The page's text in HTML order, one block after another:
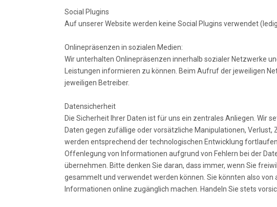
Social Plugins
Auf unserer Website werden keine Social Plugins verwendet
Onlinepräsenzen in sozialen Medien:
Wir unterhalten Onlinepräsenzen innerhalb sozialer Netzwerke
Leistungen informieren zu können. Beim Aufruf der jeweiligen
jeweiligen Betreiber.
Datensicherheit
Die Sicherheit Ihrer Daten ist für uns ein zentrales Anliegen. Wir
Daten gegen zufällige oder vorsätzliche Manipulationen,
werden entsprechend der technologischen Entwicklung
Offenlegung von Informationen aufgrund von Fehlern bei der
übernehmen. Bitte denken Sie daran, dass immer, wenn Sie
gesammelt und verwendet werden können. Sie könnten also
Informationen online zugänglich machen. Handeln Sie stets